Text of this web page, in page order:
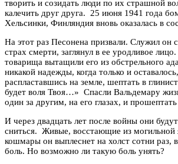
творить и созидать люди по их страшной
калечить друг друга. 25 июня 1941 года
Хельсинки, Финляндия вновь оказалась в
На этот раз Песонена призвали. Служил он
страх смерти, заглянул в ее уродливое
товарища вытащили его из обстрельного
никакой надежды, когда только и
распластавшись на земле, шептать в
будет воля Твоя…» Спасли Вальдемару
один за другим, на его глазах, и
И через двадцать лет после войны они
сниться. Живые, восстающие из
кошмары он выплеснет на холст сотни раз,
боль. Но возможно ли такую боль унять?